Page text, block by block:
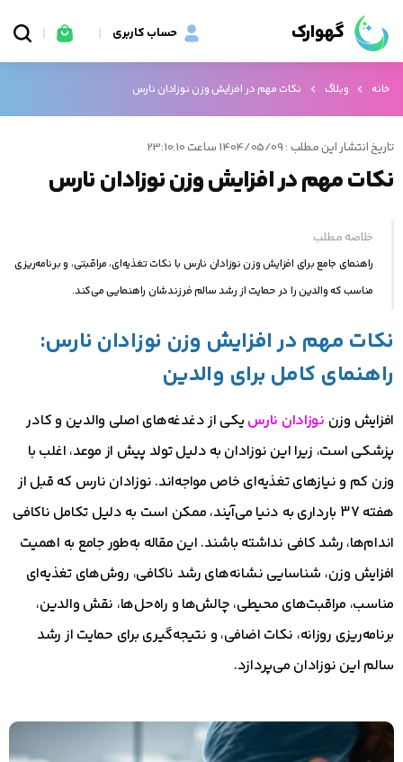
گهوارک حساب کاربری
خانه وبلاگ نکات مهم در افزایش وزن نوزادان نارس
تاریخ انتشار این مطلب : 1404/05/09 ساعت 23:10:10
نکات مهم در افزایش وزن نوزادان نارس
خلاصه مطلب
راهنمای جامع برای افزایش وزن نوزادان نارس با نکات تغذیه‌ای، مراقبتی، و برنامه‌ریزی
مناسب که والدین را در حمایت از رشد سالم فرزندشان راهنمایی می‌کند.
نکات مهم در افزایش وزن نوزادان نارس:
راهنمای کامل برای والدین
افزایش وزن نوزادان نارس یکی از دغدغه‌های اصلی والدین و کادر
پزشکی است، زیرا این نوزادان به دلیل تولد پیش از موعد، اغلب با
وزن کم و نیازهای تغذیه‌ای خاص مواجه‌اند. نوزادان نارس که قبل از
هفته 37 بارداری به دنیا می‌آیند، ممکن است به دلیل تکامل ناکافی
اندام‌ها، رشد کافی نداشته باشند. این مقاله به‌طور جامع به اهمیت
افزایش وزن، شناسایی نشانه‌های رشد ناکافی، روش‌های تغذیه‌ای
مناسب، مراقبت‌های محیطی، چالش‌ها و راه‌حل‌ها، نقش والدین،
برنامه‌ریزی روزانه، نکات اضافی، و نتیجه‌گیری برای حمایت از رشد
سالم این نوزادان می‌پردازد.